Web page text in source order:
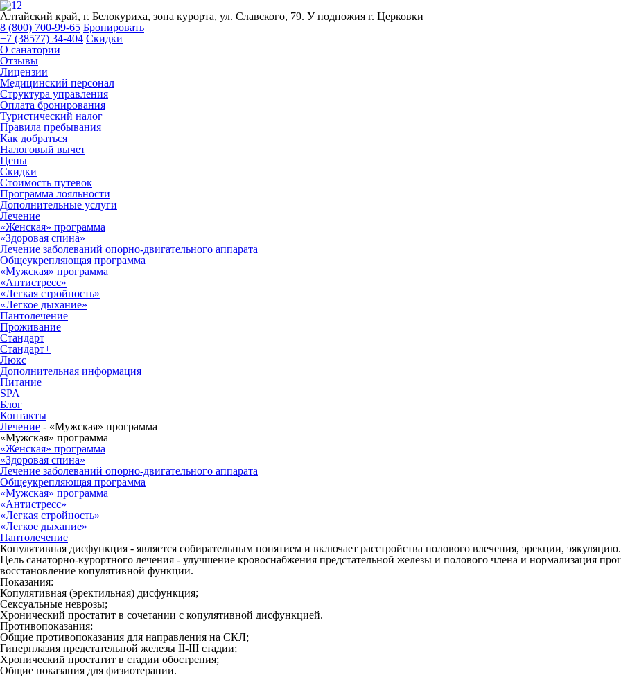
Алтайский край, г. Белокуриха, зона курорта, ул. Славского, 79. У подножия г. Церковки
8 (800) 700-99-65 Бронировать
+7 (38577) 34-404 Скидки
О санатории
Отзывы
Лицензии
Медицинский персонал
Структура управления
Оплата бронирования
Туристический налог
Правила пребывания
Как добраться
Налоговый вычет
Цены
Скидки
Стоимость путевок
Программа лояльности
Дополнительные услуги
Лечение
«Женская» программа
«Здоровая спина»
Лечение заболеваний опорно-двигательного аппарата
Общеукрепляющая программа
«Мужская» программа
«Антистресс»
«Легкая стройность»
«Легкое дыхание»
Пантолечение
Проживание
Стандарт
Стандарт+
Люкс
Дополнительная информация
Питание
SPA
Блог
Контакты
Лечение - «Мужская» программа
«Мужская» программа
«Женская» программа
«Здоровая спина»
Лечение заболеваний опорно-двигательного аппарата
Общеукрепляющая программа
«Мужская» программа
«Антистресс»
«Легкая стройность»
«Легкое дыхание»
Пантолечение
Копулятивная дисфункция - является собирательным понятием и включает расстройства полового влечения, эрекции, эякуляцию.
Цель санаторно-курортного лечения - улучшение кровоснабжения предстательной железы и полового члена и нормализация
восстановление копулятивной функции.
Показания:
Копулятивная (эректильная) дисфункция;
Сексуальные неврозы;
Хронический простатит в сочетании с копулятивной дисфункцией.
Противопоказания:
Общие противопоказания для направления на СКЛ;
Гиперплазия предстательной железы II-III стадии;
Хронический простатит в стадии обострения;
Общие показания для физиотерапии.